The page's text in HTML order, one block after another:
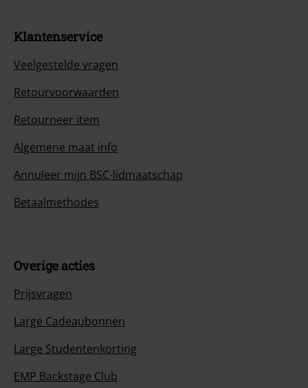
Klantenservice
Veelgestelde vragen
Retourvoorwaarden
Retourneer item
Algemene maat info
Annuleer mijn BSC-lidmaatschap
Betaalmethodes
Overige acties
Prijsvragen
Large Cadeaubonnen
Large Studentenkorting
EMP Backstage Club